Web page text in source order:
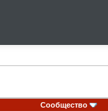
Сообщество